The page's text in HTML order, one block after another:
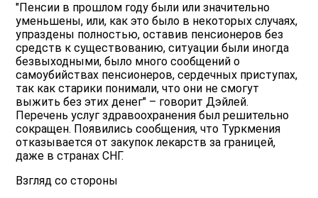
"Пенсии в прошлом году были или значительно
уменьшены, или, как это было в некоторых случаях,
упраздены полностью, оставив пенсионеров без
средств к существованию, ситуации были иногда
безвыходными, было много сообщений о
самоубийствах пенсионеров, сердечных приступах,
так как старики понимали, что они не смогут
выжить без этих денег" – говорит Дэйлей.
Перечень услуг здравоохранения был решительно
сокращен. Появились сообщения, что Туркмения
отказывается от закупок лекарств за границей,
даже в странах СНГ.
Взгляд со стороны